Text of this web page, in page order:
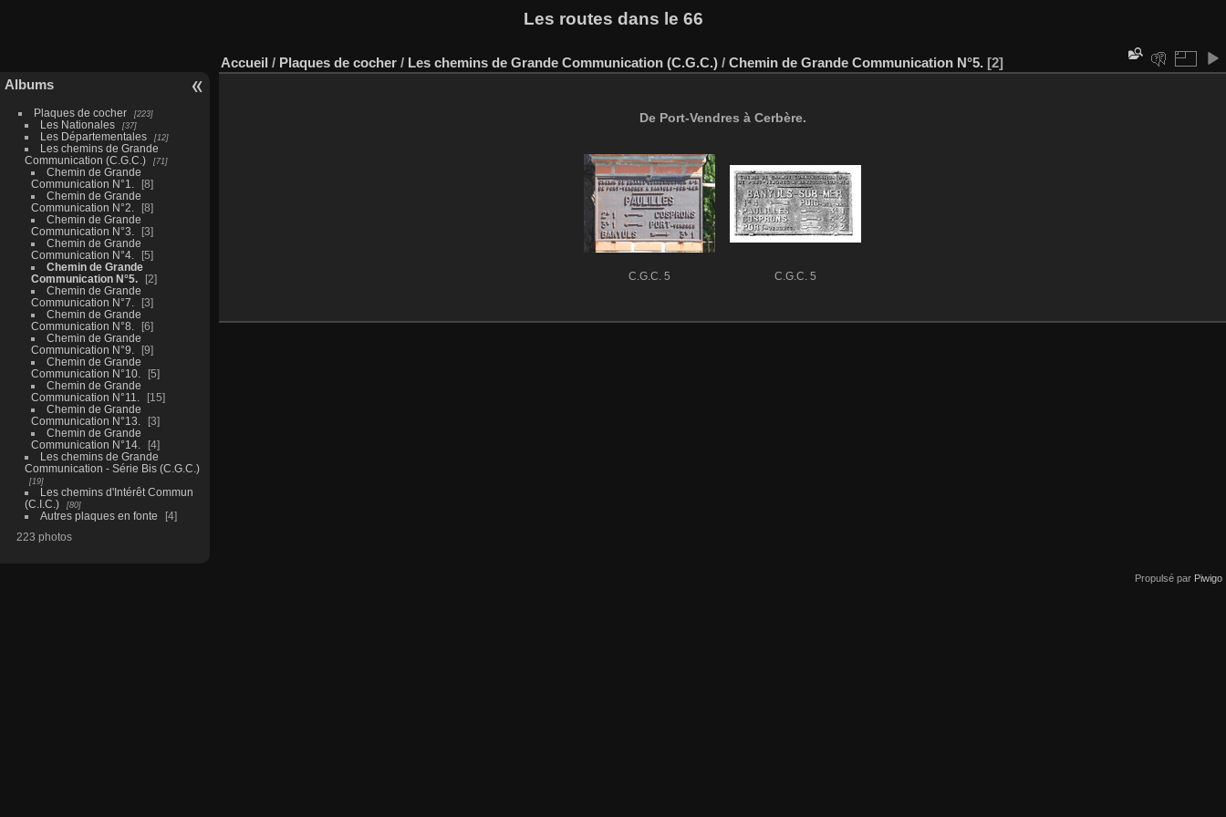
Les routes dans le 66
Albums
Plaques de cocher 223
Les Nationales 37
Les Départementales 12
Les chemins de Grande
Communication (C.G.C.)
71
Chemin de Grande
Communication N°1.
8
Chemin de Grande
Communication N°2.
8
Chemin de Grande
Communication N°3.
3
Chemin de Grande
Communication N°4.
5
Chemin de Grande
Communication N°5.
2
Chemin de Grande
Communication N°7.
3
Chemin de Grande
Communication N°8.
6
Chemin de Grande
Communication N°9.
9
Chemin de Grande
Communication N°10.
5
Chemin de Grande
Communication N°11.
15
Chemin de Grande
Communication N°13.
3
Chemin de Grande
Communication N°14.
4
Les chemins de Grande
Communication - Série Bis (C.G.C.)
19
Les chemins d'Intérêt Commun
(C.I.C.)
80
Autres plaques en fonte
4
223 photos
Accueil / Plaques de cocher / Les chemins de Grande Communication (C.G.C.) / Chemin de Grande Communication N°5. 2
De Port-Vendres à Cerbère.
C.G.C. 5 C.G.C. 5
Propulsé par Piwigo